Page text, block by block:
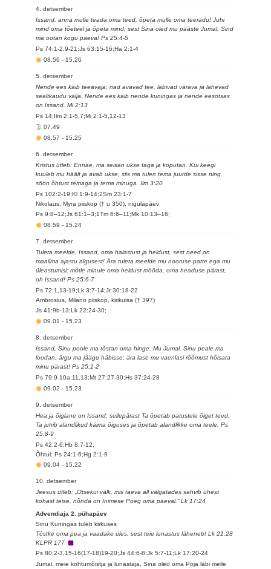
4. detsember
Issand, anna mulle teada oma teed, õpeta mulle oma teeradu! Juhi
mind oma tõeteel ja õpeta mind; sest Sina oled mu pääste Jumal, Sind
ma ootan kogu päeva! Ps 25:4-5
Ps 74:1-2,9-21;Js 63:15-16;Ha 2:1-4
08.56- 15.26
5. detsember
Nende ees käib teeavaja: nad avavad tee, läbivad värava ja lähevad
sealtkaudu välja. Nende ees käib nende kuningas ja nende eesotsas
on Issand. Mi 2:13
Ps 14;Ilm 2:1-5,7;Mi 2:1-5,12-13
07.49
08.57- 15.25
6. detsember
Kristus ütleb: Ennäe, ma seisan ukse taga ja koputan. Kui keegi
kuuleb mu häält ja avab ukse, siis ma tulen tema juurde sisse ning
söön õhtust temaga ja tema minuga. Ilm 3:20
Ps 102:2-19;Kl 1:9-14;2Sm 23:1-7
Nikolaus, Myra piiskop († u 350), nigulapäev
Ps 9:8–12;Js 61:1–3;1Tm 6:6–11;Mk 10:13–16;
08.59- 15.24
7. detsember
Tuleta meelde, Issand, oma halastust ja heldust, sest need on
maailma ajastu algusest! Ära tuleta meelde mu nooruse patte ega mu
üleastumisi; mõtle minule oma heldust mööda, oma headuse pärast,
oh Issand! Ps 25:6-7
Ps 72:1,13-19;Lk 3:7-14;Jr 30:18-22
Ambrosius, Milano piiskop, kirikuisa († 397)
Js 41:9b-13;Lk 22:24-30;
09.01- 15.23
8. detsember
Issand, Sinu poole ma tõstan oma hinge. Mu Jumal, Sinu peale ma
loodan, ärgu ma jäägu häbisse; ära lase mu vaenlasi rõõmust hõisata
minu pärast! Ps 25:1-2
Ps 79:9-10a,11,13;Mt 27:27-30;Hs 37:24-28
09.02- 15.23
9. detsember
Hea ja õiglane on Issand; sellepärast Ta õpetab patustele õiget teed.
Ta juhib alandlikud käima õiguses ja õpetab alandlikke oma teele. Ps
25:8-9
Ps 42:2-6;Hb 8:7-12;
Õhtul: Ps 24:1-6;Hg 2:1-9
09.04- 15.22
10. detsember
Jeesus ütleb: „Otsekui välk, mis taeva all välgatades sähvib ühest
kohast teise, nõnda on Inimese Poeg oma päeval.“ Lk 17:24
Advendiaja 2. pühapäev
Sinu Kuningas tuleb kirkuses
Tõstke oma pea ja vaadake üles, sest teie lunastus läheneb! Lk 21:28
KLPR 177
Ps 80:2-3,15-16(17-18)19-20;Js 44:6-8;Jk 5:7-11;Lk 17:20-24
Jumal, meie kohtumõistja ja lunastaja, Sina oled oma Poja läbi meile